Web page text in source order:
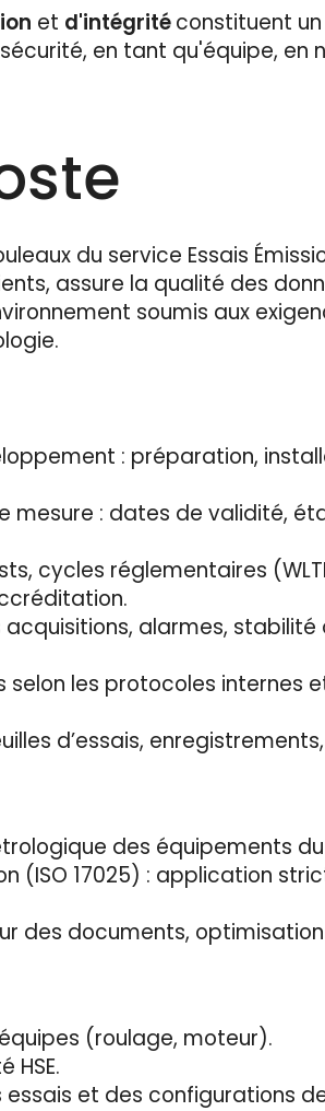
et d'intégritéconstituent
en tant qu'équipe, en
du service Essais
assure la qualité des
soumis aux
: préparation,
: dates de validité,
cycles réglementaires
alarmes,
les protocoles internes
d’essais,
des équipements
(ISO 17025) : application
des documents,
(roulage, moteur).
HSE.
et des configurations